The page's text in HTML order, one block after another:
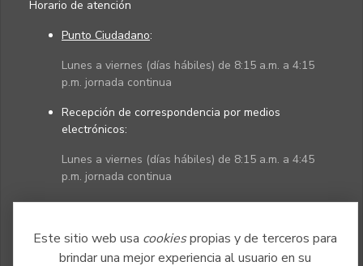
Este sitio web usa cookiespropias y de terceros para
brindar una mejor experiencia al usuario en su
Horario de atención
Punto Ciudadano:
Lunes a viernes (días hábiles) de 8:15 a.m. a 4:15
p.m. jornada continua
Recepción de correspondencia por medios
electrónicos:
Lunes a viernes (días hábiles) de 8:15 a.m. a 4:45
p.m. jornada continua